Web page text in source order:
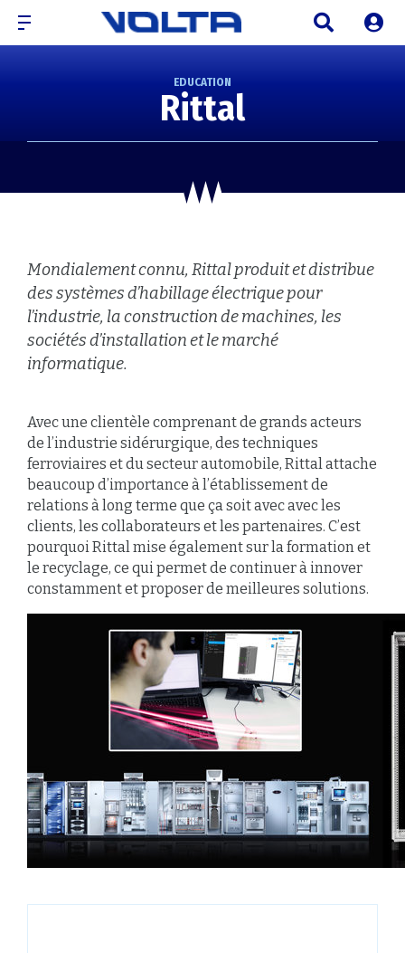
EDUCATION
Rittal
Mondialement connu, Rittal produit et distribue
des systèmes d’habillage électrique pour
l’industrie, la construction de machines, les
sociétés d’installation et le marché
informatique.
Avec une clientèle comprenant de grands acteurs
de l’industrie sidérurgique, des techniques
ferroviaires et du secteur automobile, Rittal attache
beaucoup d’importance à l’établissement de
relations à long terme que ça soit avec avec les
clients, les collaborateurs et les partenaires. C’est
pourquoi Rittal mise également sur la formation et
le recyclage, ce qui permet de continuer à innover
constamment et proposer de meilleures solutions.